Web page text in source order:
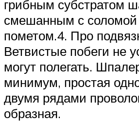
грибным субстратом
смешанным с
пометом.4. Про
Ветвистые побеги не
могут полегать.
минимум, простая
двумя рядами
образная.